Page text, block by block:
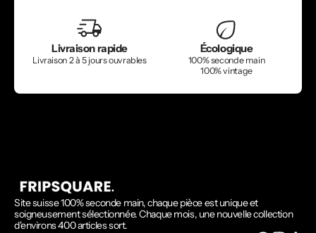
Livraison rapide
Livraison 2 à 5 jours ouvrables
Écologique
100% seconde main
100% vintage
Site suisse 100% seconde main, chaque pièce est unique et
soigneusement sélectionnée. Chaque mois, une nouvelle collection
d'environs 400 articles sort.